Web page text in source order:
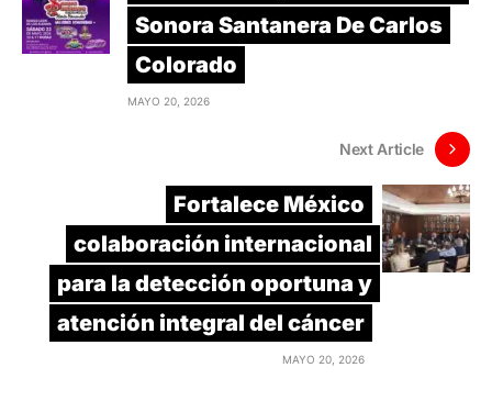
Sonora Santanera De Carlos
Colorado
MAYO 20, 2026
Next Article
Fortalece México
colaboración internacional
para la detección oportuna y
atención integral del cáncer
MAYO 20, 2026